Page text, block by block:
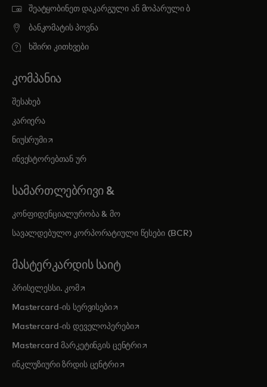
შეატყობინეთ დაკარგული ან მოპარული ბ
ბანკომატის პოვნა
ხშირი კითხვები
ᲙᲝᲛᲞᲐᲜᲘᲐ
შესახებ
კარიერა
ნიუსრუმიopens in a new tab
ინვესტორებთან ურ
ᲡᲐᲛᲐᲠᲗᲚᲔᲑᲠᲘᲕᲘ &
კონფიდენციალურობა & მო
სავალდებულო კორპორატიული წესები (BCR)
ᲛᲐᲡᲢᲔᲠᲙᲐᲠᲓᲘᲡ ᲡᲐᲘᲢ
პრისელესსი. კომopens in a new tab
Mastercard-ის სერვისებიopens in a new tab
Mastercard-ის დეველოპერებიopens in a new tab
Mastercard მარკეტინგის ცენტრიopens in a new tab
ინკლუზიური ზრდის ცენტრიopens in a new tab